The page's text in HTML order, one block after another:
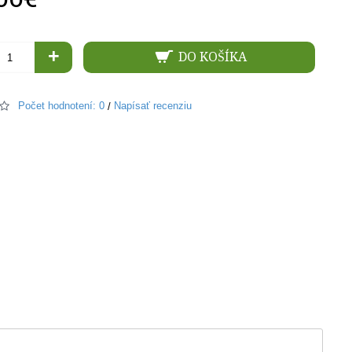
+ DO KOŠÍKA
Počet hodnotení: 0 / Napísať recenziu